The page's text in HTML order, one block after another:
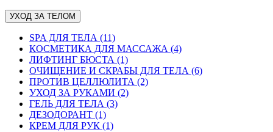
УХОД ЗА ТЕЛОМ
SPA ДЛЯ ТЕЛА (11)
КОСМЕТИКА ДЛЯ МАССАЖА (4)
ЛИФТИНГ БЮСТА (1)
ОЧИЩЕНИЕ И СКРАБЫ ДЛЯ ТЕЛА (6)
ПРОТИВ ЦЕЛЛЮЛИТА (2)
УХОД ЗА РУКАМИ (2)
ГЕЛЬ ДЛЯ ТЕЛА (3)
ДЕЗОДОРАНТ (1)
КРЕМ ДЛЯ РУК (1)